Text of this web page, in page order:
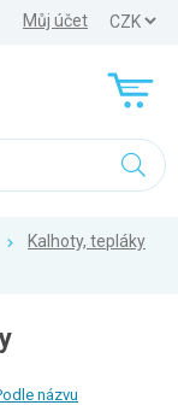
Můj účet
Kalhoty, tepláky
názvu